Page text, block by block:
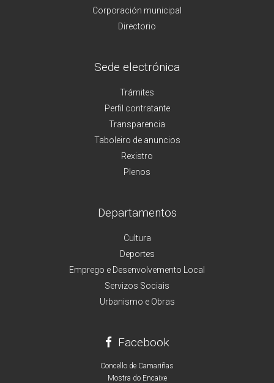
Corporación municipal
Directorio
Sede electrónica
Trámites
Perfil contratante
Transparencia
Taboleiro de anuncios
Rexistro
Plenos
Departamentos
Cultura
Deportes
Emprego e Desenvolvemento Local
Servizos Sociais
Urbanismo e Obras
Facebook
Concello de Camariñas
Mostra do Encaixe